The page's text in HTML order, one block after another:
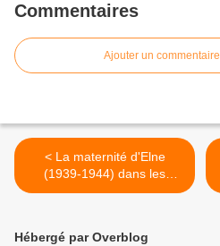
Commentaires
Ajouter un commentaire
< La maternité d'Elne
(1939-1944) dans les
Pyérénées-Orientales
Hébergé par Overblog